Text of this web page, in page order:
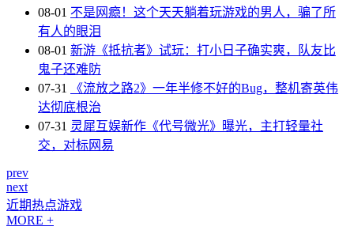
08-01 不是网瘾！这个天天躺着玩游戏的男人，骗了所
有人的眼泪
08-01 新游《抵抗者》试玩：打小日子确实爽，队友比
鬼子还难防
07-31
《流放之路2》一年半修不好的Bug，整机寄英伟
达彻底根治
07-31 灵犀互娱新作《代号微光》曝光，主打轻量社
交，对标网易
prev
next
近期热点游戏
MORE +